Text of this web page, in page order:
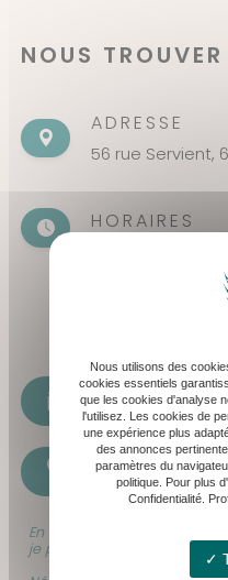
NOUS TROUVER
ADRESSE
56 rue Servient,
HORAIRES
Seulement
Lundi - Vendredi
Samedi : 8h30 -
07 61 17 34 46
En raison de mes
je peux être
Nous utilisons des
cookies essentiels
que les cookies d'analyse
l'utilisez. Les cookies de
une expérience plus
des annonces
paramètres du
politique. Pour plus
Confidentialité.